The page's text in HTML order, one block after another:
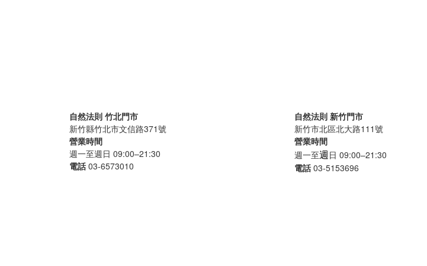
自然法則 竹北門市
新竹縣竹北市文信路371號
營業時間
週一至週日 09:00–21:30
電話03-6573010
自然法則 新竹門市
新竹市北區北大路111號
營業時間
週一至週 日 09:00–21:30
電話03-5153696